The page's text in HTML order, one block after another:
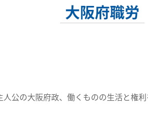
大阪府職労
公の大阪府政、働くものの生活と権